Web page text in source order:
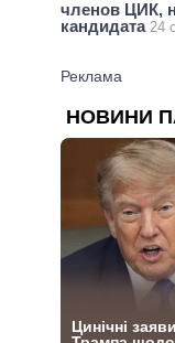
членов ЦИК,
кандидата 24